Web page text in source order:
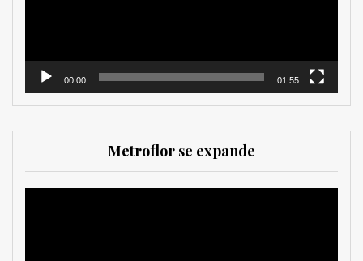
00:00 01:55
Metroflor se expande